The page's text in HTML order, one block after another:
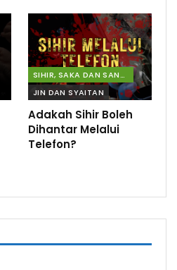
SIHIR, SAKA DAN SANTAU
JIN DAN SYAITAN
Adakah Sihir Boleh
Dihantar Melalui
Telefon?